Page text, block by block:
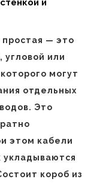
простая — это
угловой или
могут
отдельных
Это
этом кабели
укладываются
короб из